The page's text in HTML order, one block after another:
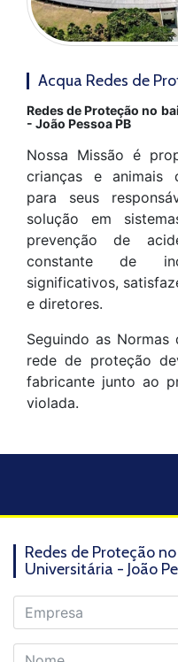
Acqua Redes de
Redes de Proteção no
- João Pessoa PB
Nossa Missão é
crianças e animais
para seus
solução em
prevenção de
constante de
significativos,
e diretores.
Seguindo as Normas
rede de proteção
fabricante junto ao
violada.
Redes de Proteção
Universitária - João